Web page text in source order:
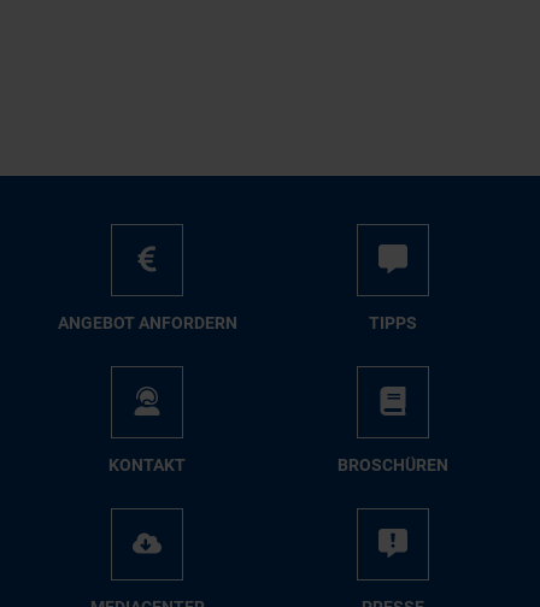
AN­GE­BOT AN­FOR­DERN TIPPS
KON­TAKT BRO­SCHÜ­REN